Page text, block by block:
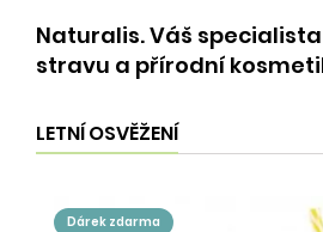
Naturalis. Váš
stravu a přírodní
LETNÍ OSVĚŽENÍ
dárek zdarma